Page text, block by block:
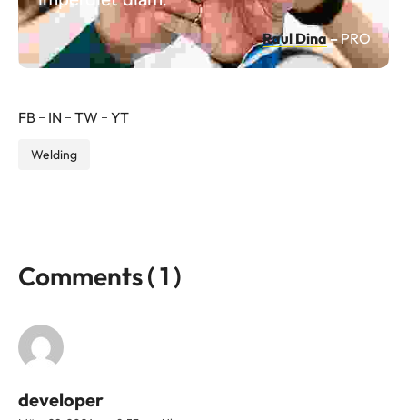
Raul Dina–PRO
Welding
FB IN TW YT
Comments ( 1 )
developer